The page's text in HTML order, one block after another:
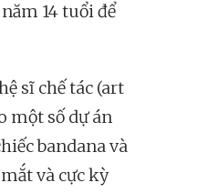
14 tuổi để
sĩ chế tác (art
một số dự án
bandana và
và cực kỳ